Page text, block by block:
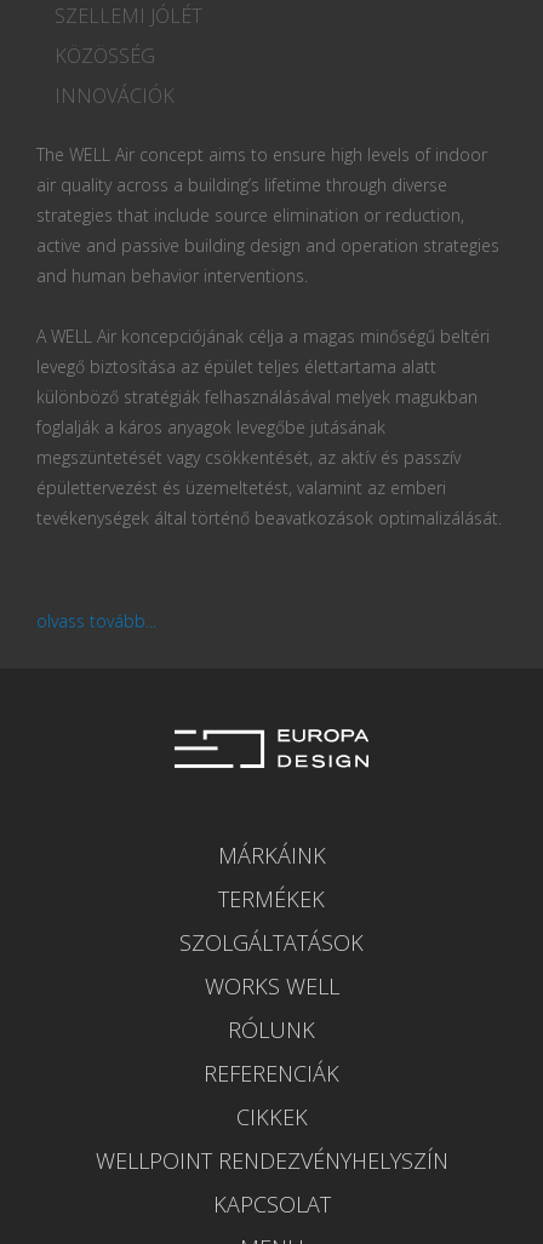
SZELLEMI JÓLÉT
KÖZÖSSÉG
INNOVÁCIÓK
The WELL Air concept aims to ensure high levels of indoor
air quality across a building’s lifetime through diverse
strategies that include source elimination or reduction,
active and passive building design and operation strategies
and human behavior interventions.
A WELL Air koncepciójának célja a magas minőségű beltéri
levegő biztosítása az épület teljes élettartama alatt
különböző stratégiák felhasználásával melyek magukban
foglalják a káros anyagok levegőbe jutásának
megszüntetését vagy csökkentését, az aktív és passzív
épülettervezést és üzemeltetést, valamint az emberi
tevékenységek által történő beavatkozások optimalizálását.
olvass tovább...
MÁRKÁINK
TERMÉKEK
SZOLGÁLTATÁSOK
WORKS WELL
RÓLUNK
REFERENCIÁK
CIKKEK
WELLPOINT RENDEZVÉNYHELYSZÍN
KAPCSOLAT